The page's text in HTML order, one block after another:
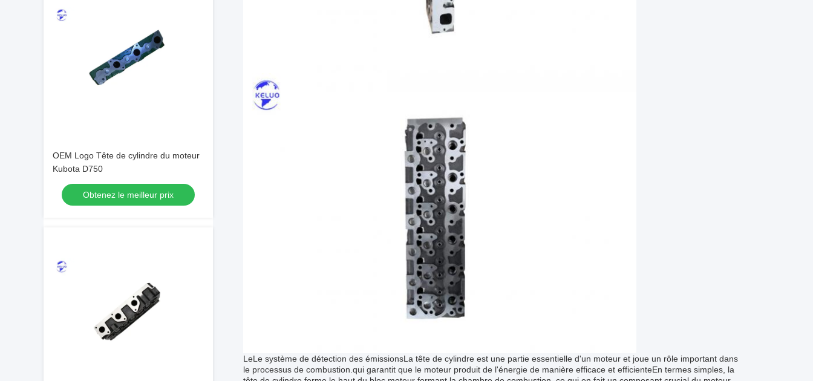
OEM Logo Tête de cylindre du moteur
Kubota D750
Obtenez le meilleur prix
LeLe système de détection des émissionsLa tête de cylindre est une partie essentielle d'un moteur et joue un rôle important dans
le processus de combustion.qui garantit que le moteur produit de l'énergie de manière efficace et efficienteEn termes simples, la